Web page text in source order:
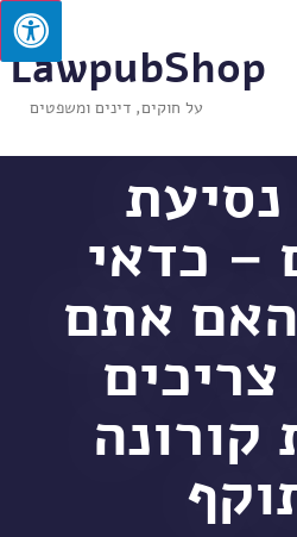
LawpubShop
על חוקים, דינים ומשפטים
נסיעת
– כדאי
אתם
צריכים
קורונה